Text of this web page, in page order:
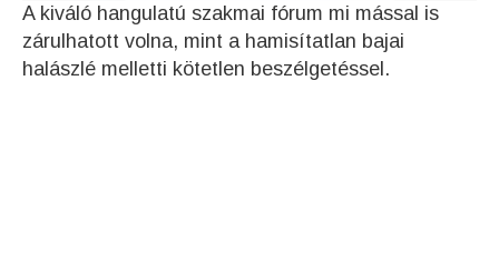
A kiváló hangulatú szakmai fórum mi mással is
zárulhatott volna, mint a hamisítatlan bajai
halászlé melletti kötetlen beszélgetéssel.